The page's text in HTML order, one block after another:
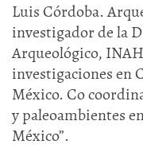
Luis Córdoba.
investigador de la
Arqueológico,
investigaciones en
México. Co
y paleoambientes
México”.